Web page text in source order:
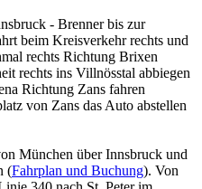
- Brenner bis zur
beim Kreisverkehr rechts und
rechts Richtung Brixen
rechts ins Villnösstal abbiegen
Richtung Zans fahren
von Zans das Auto abstellen
München über Innsbruck und
(Fahrplan und Buchung). Von